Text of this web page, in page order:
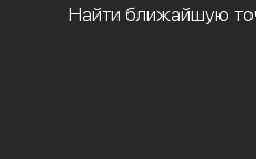
Найти ближайшую